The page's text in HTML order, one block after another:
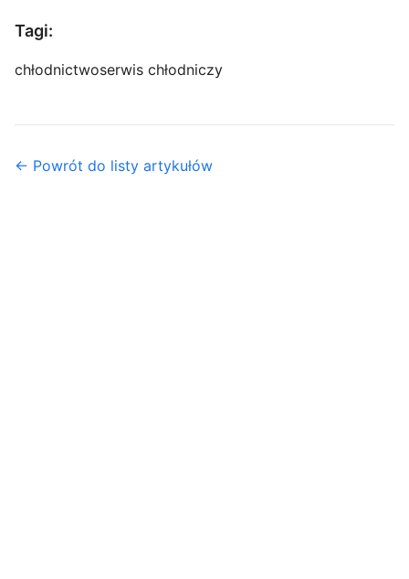
Tagi:
chłodnictwoserwis chłodniczy
← Powrót do listy artykułów